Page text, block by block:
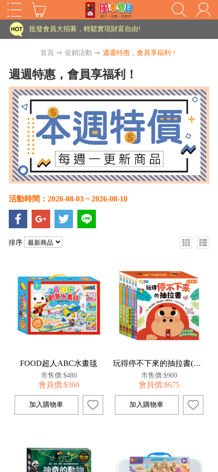
HOT
家長樂了!「風車書版集團暨FOOD超人企業總部」目前正興建中!
批發會員大招募，輕鬆實現財富自由!
老師您好!!幼教會員火熱招募中~
海外購物免煩惱！點我查看『海外購物流程說明』
批發會員大招募，輕鬆實現財富自由!
如需更改或重開發票 需在訂單成立三天內通知客服 寄回發票需附上回郵郵票
老師您好!!幼教會員火熱招募中~
海外購物免煩惱！點我查看『海外購物流程說明』
首頁 ➙ 促銷活動 ➙ 週週特惠，會員享福利！
週週特惠，會員享福利！
活動時間：2026-08-03 ~ 2026-08-10
排序
FOOD超人ABC水畫毯
市售價:$480
會員價:$360
玩得停不下來的抽拉書(全套6冊)
市售價:$900
會員價:$675